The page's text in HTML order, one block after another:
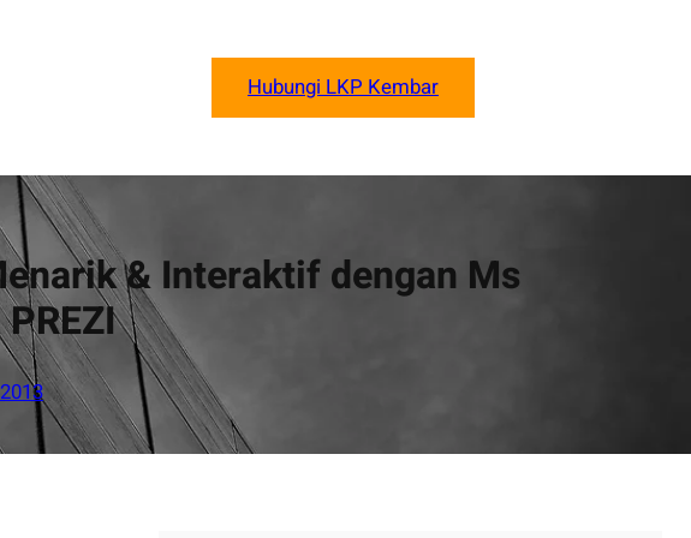
Hubungi LKP Kembar
& Interaktif dengan Ms